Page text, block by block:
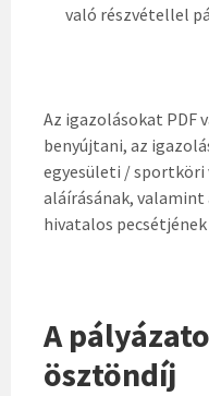
való részvétellel
Az igazolásokat PDF
benyújtani, az
egyesületi / sportköri
aláírásának,
hivatalos pecsétjének
A
ösztöndíj